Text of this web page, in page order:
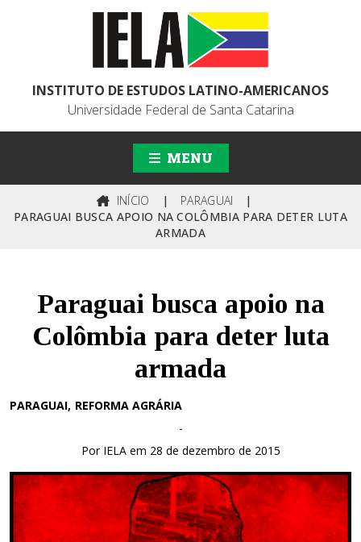
INSTITUTO DE ESTUDOS LATINO-AMERICANOS
Universidade Federal de Santa Catarina
MENU
INÍCIO | PARAGUAI
|
PARAGUAI BUSCA APOIO NA COLÔMBIA PARA DETER LUTA
ARMADA
Paraguai busca apoio na
Colômbia para deter luta
armada
PARAGUAI REFORMA AGRÁRIA
-
Por IELA em 28 de dezembro de 2015